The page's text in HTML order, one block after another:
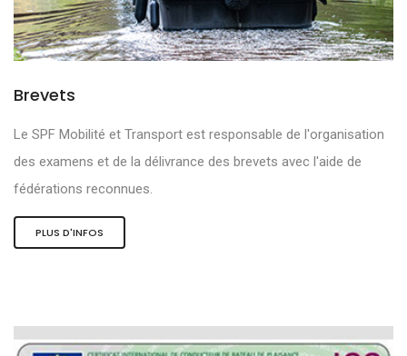
Brevets
Le SPF Mobilité et Transport est responsable de l'organisation
des examens et de la délivrance des brevets avec l'aide de
fédérations reconnues.
PLUS D'INFOS